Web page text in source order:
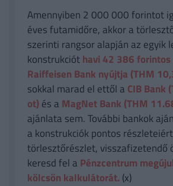
Amennyiben 2 000 000 forintot
éves futamidőre, akkor a
szerinti rangsor alapján az egyik
konstrukcióthavi 42 386
Raiffeisen Bank nyújtja (THM
sokkal marad el ettől a CIB Bank
ot)és a MagNet Bank (THM
ajánlata sem. További bankok
a konstrukciók pontos
törlesztőrészlet, visszafizetendő
keresd fel a Pénzcentrum
kölcsön kalkulátorát. (x)